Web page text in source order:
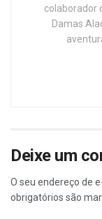
colaborador
Damas
Deixe um
O seu endereço de
obrigatórios são